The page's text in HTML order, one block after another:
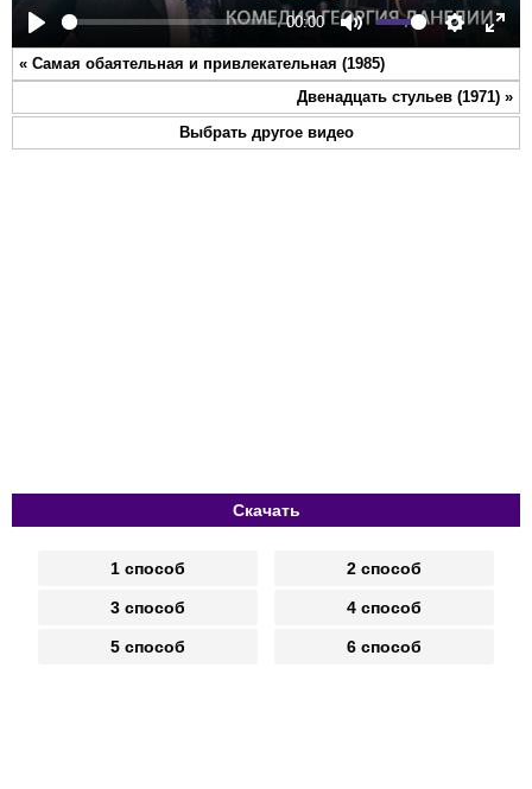
Play
00:00
Mute Settings
« Самая обаятельная и привлекательная (1985)
Двенадцать стульев (1971) »
Выбрать другое видео
Скачать
1 способ 2 способ
3 способ 4 способ
5 способ 6 способ